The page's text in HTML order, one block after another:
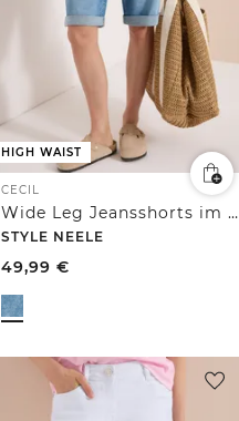
HIGH WAIST
CECIL
Wide Leg Jeansshorts im Loose Fit
STYLE NEELE
49,99 €